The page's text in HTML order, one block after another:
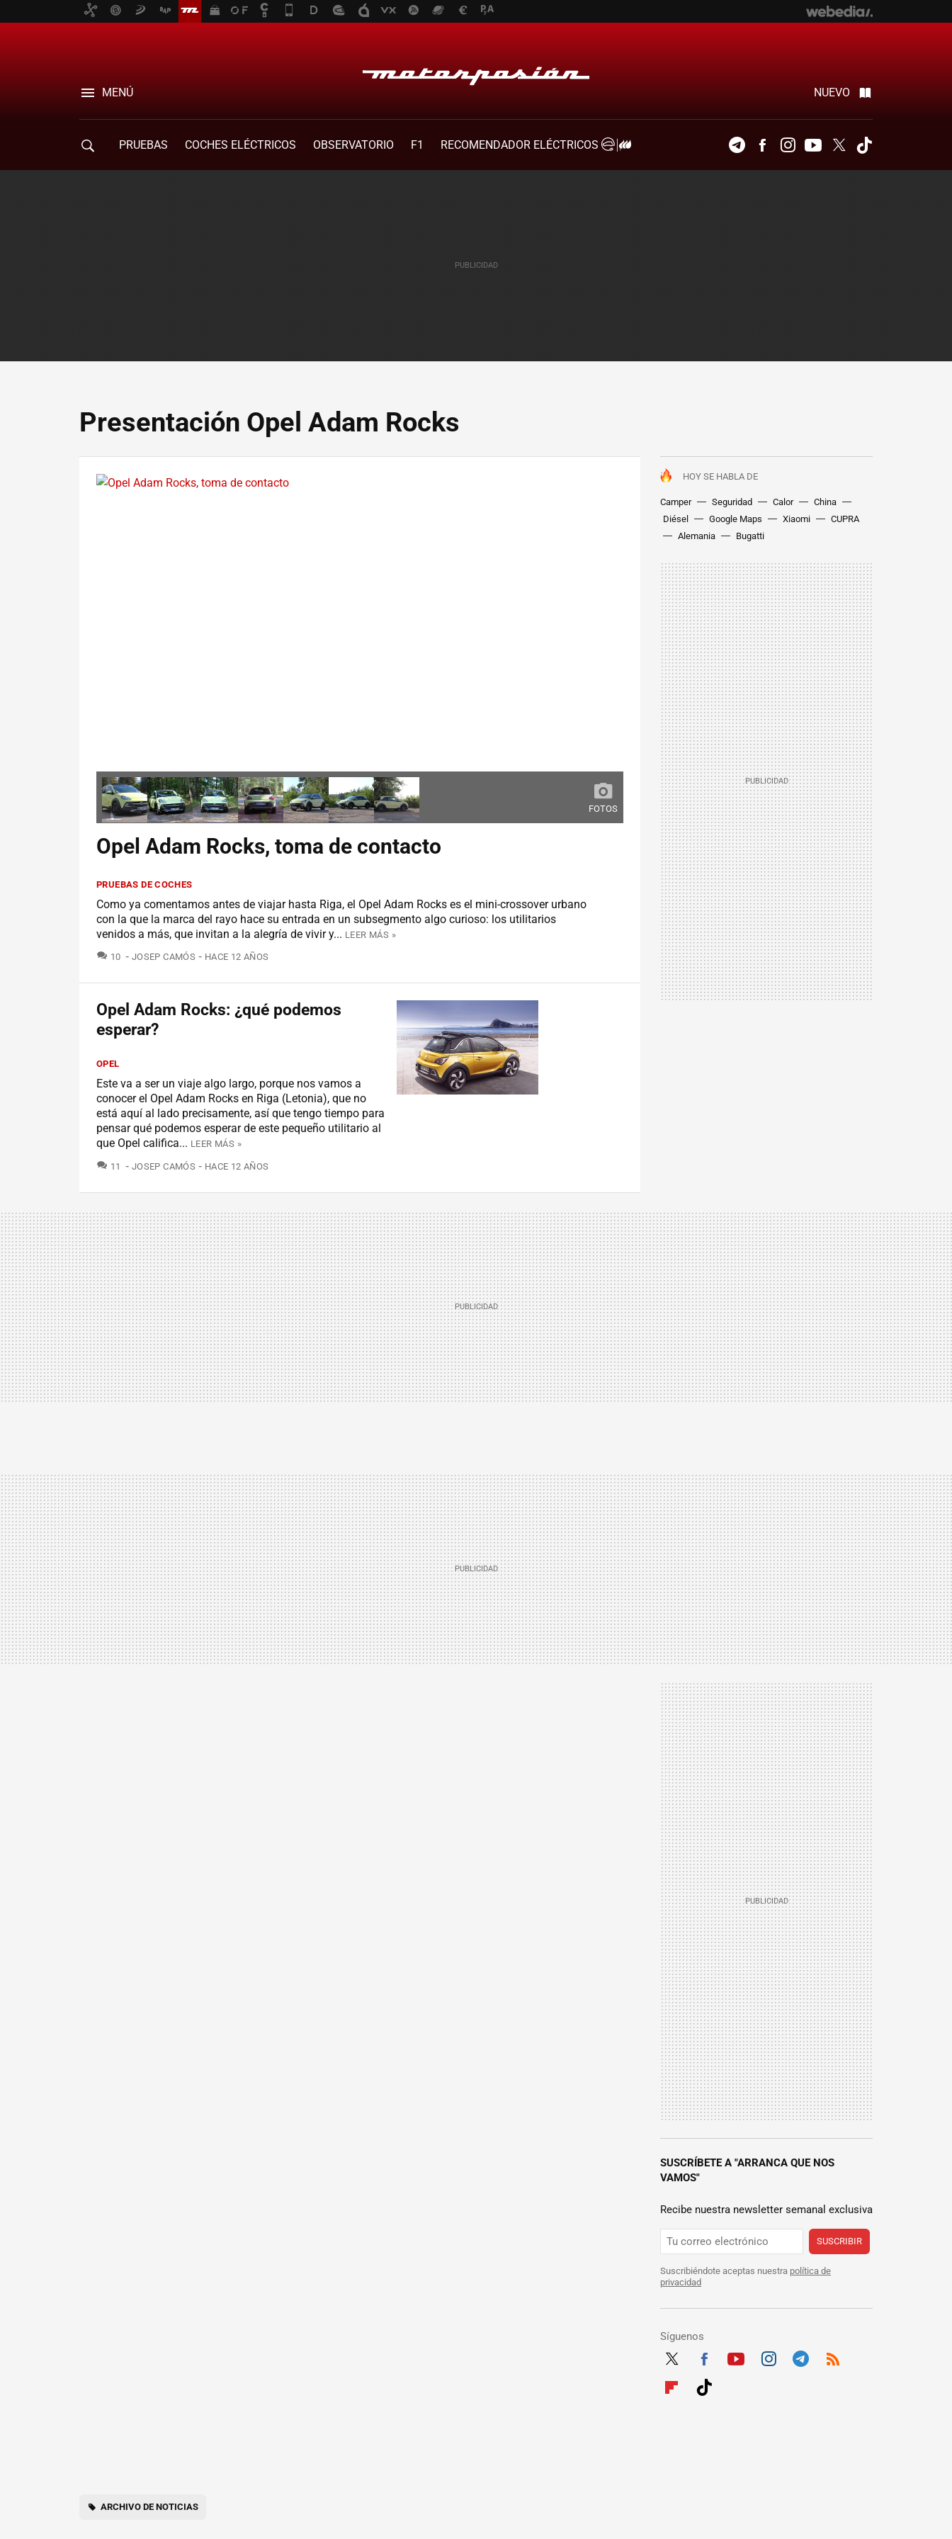
MENÚ NUEVO
PRUEBAS COCHES ELÉCTRICOS OBSERVATORIO F1
RECOMENDADOR ELÉCTRICOS
TelegramFacebookInstagramYoutubeTwitter
Presentación Opel Adam Rocks
HOY SE HABLA DE
Camper Seguridad Calor
China
Diésel
Google Maps Xiaomi
CUPRA
Alemania
Bugatti
FOTOS
Opel Adam Rocks, toma de contacto
PRUEBAS DE COCHES
Como ya comentamos antes de viajar hasta Riga, el Opel Adam Rocks es el mini-crossover urbano
con la que la marca del rayo hace su entrada en un subsegmento algo curioso: los utilitarios
venidos a más, que invitan a la alegría de vivir y... LEER MÁS »
10 COMENTARIOS
JOSEP CAMÓS HACE 12 AÑOS
Opel Adam Rocks: ¿qué podemos
esperar?
OPEL
Este va a ser un viaje algo largo, porque nos vamos a
conocer el Opel Adam Rocks en Riga (Letonia), que no
está aquí al lado precisamente, así que tengo tiempo para
pensar qué podemos esperar de este pequeño utilitario al
que Opel califica... LEER MÁS »
11 COMENTARIOS
JOSEP CAMÓS HACE 12 AÑOS
SUSCRÍBETE A "ARRANCA QUE NOS
VAMOS"
Recibe nuestra newsletter semanal exclusiva
SUSCRIBIR
Suscribiéndote aceptas nuestra política de
privacidad
Síguenos
Twit
Fac
ARCHIVO DE NOTICIAS